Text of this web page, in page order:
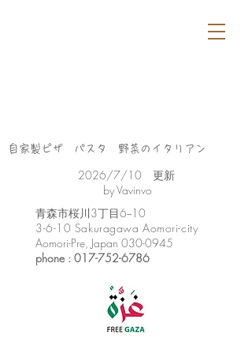
自家製ピザ パスタ 野菜のイタリアン
​2026/7/10 更新
by Vavinvo
​青森市桜川3丁目6−10
3-6-10 Sakuragawa Aomori-city
Aomori-Pre, Japan 030-0945
phone : 017-752-6786